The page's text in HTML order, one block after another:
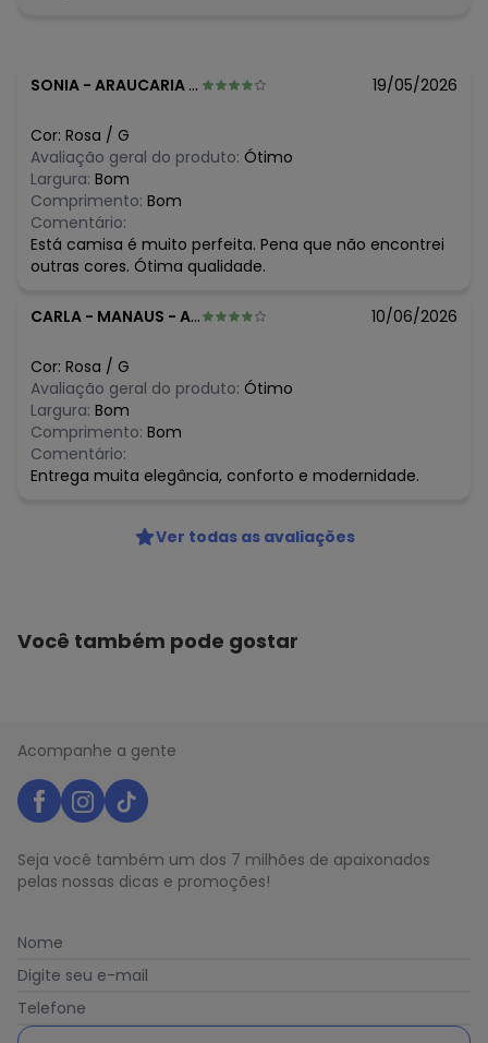
Histórico de preços
O preço apresentado abaixo é o menor oferecido em
algum dia do mês, para o menor tamanho disponível.
agosto/2026
julho/2026
junho/2026
maio/2026 R$ 143,46
abril/2026 R$ 163,96
R$ 163,96
SONIA - ARAUCARIA - PR 19/05/2026
Cor: Rosa / G
Avaliação geral do produto: Ótimo
Largura: Bom
Comprimento: Bom
Comentário:
Está camisa é muito perfeita. Pena que não encontrei
outras cores. Ótima qualidade.
CARLA - MANAUS - AM 10/06/2026
Cor: Rosa / G
Avaliação geral do produto: Ótimo
Largura: Bom
Comprimento: Bom
Comentário:
Entrega muita elegância, conforto e modernidade.
Ver todas as avaliações
Você também pode gostar
Acompanhe a gente
Seja você também um dos 7 milhões de apaixonados
pelas nossas dicas e promoções!
Nome
Digite seu e-mail
Telefone